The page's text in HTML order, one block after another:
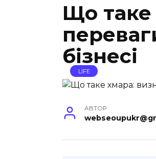
Що таке
бізнесі
LIFE
АВТОР